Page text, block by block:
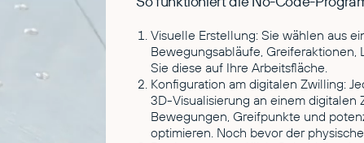
Visuelle Erstellung: Sie wählen aus
Bewegungsabläufe,
Sie diese auf Ihre Arbeitsfläche.
Konfiguration am digitalen Zwilling:
3D-Visualisierung an einem digitalen
Bewegungen, Greifpunkte und
optimieren. Noch bevor der